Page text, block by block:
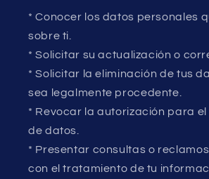
* Conocer los datos personales
sobre ti.
* Solicitar su actualización o
* Solicitar la eliminación de tus
sea legalmente procedente.
* Revocar la autorización para
de datos.
* Presentar consultas o
con el tratamiento de tu